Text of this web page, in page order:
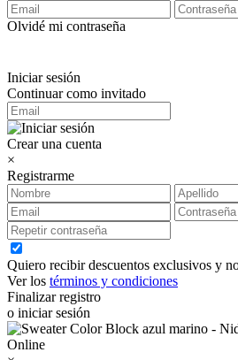
Olvidé mi contraseña
Iniciar sesión
Continuar como invitado
Crear una cuenta
×
Registrarme
Quiero recibir descuentos exclusivos y
Ver los términos y condiciones
Finalizar registro
o iniciar sesión